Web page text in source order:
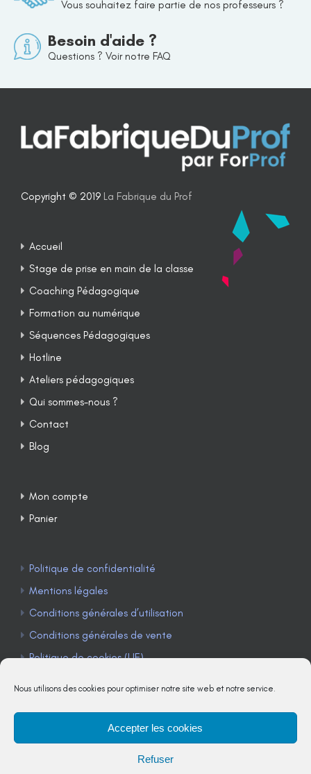
Nous utilisons des cookies pour optimiser notre site web et notre service.
Accepter les cookies
Refuser
Vous souhaitez faire partie de nos professeurs ?
Besoin d'aide ?
Questions ? Voir notre FAQ
Copyright © 2019 La Fabrique du Prof
Accueil
Stage de prise en main de la classe
Coaching Pédagogique
Formation au numérique
Séquences Pédagogiques
Hotline
Ateliers pédagogiques
Qui sommes-nous ?
Contact
Blog
Mon compte
Panier
Politique de confidentialité
Mentions légales
Conditions générales d’utilisation
Conditions générales de vente
Politique de cookies (UE)
TÉLÉPHONE : 04 90 85 22 98